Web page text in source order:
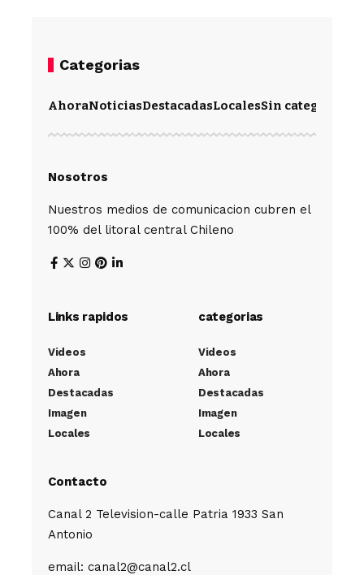
Categorias
AhoraNoticiasDestacadasLocalesSin categoría
Nosotros
Nuestros medios de comunicacion cubren el
100% del litoral central Chileno
Links rapidos
Videos
Ahora
Destacadas
Imagen
Locales
categorias
Videos
Ahora
Destacadas
Imagen
Locales
Contacto
Canal 2 Television-calle Patria 1933 San
Antonio
email: canal2@canal2.cl